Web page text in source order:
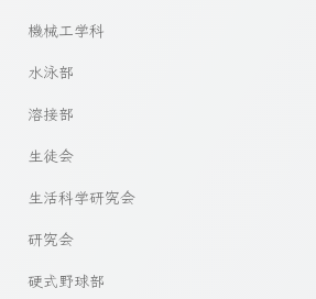
機械工学科
水泳部
溶接部
生徒会
生活科学研究会
研究会
硬式野球部